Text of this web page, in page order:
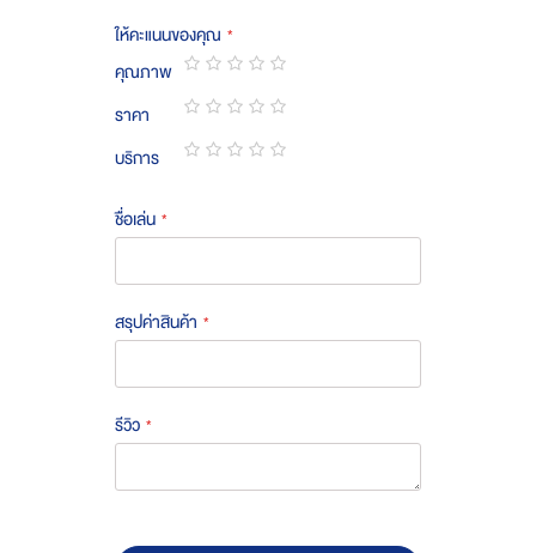
ให้คะแนนของคุณ
คุณภาพ
1
star
2
stars
3
stars
4
stars
5
stars
ราคา
1
star
2
stars
3
stars
4
stars
5
stars
บริการ
ชื่อเล่น
สรุปค่าสินค้า
รีวิว